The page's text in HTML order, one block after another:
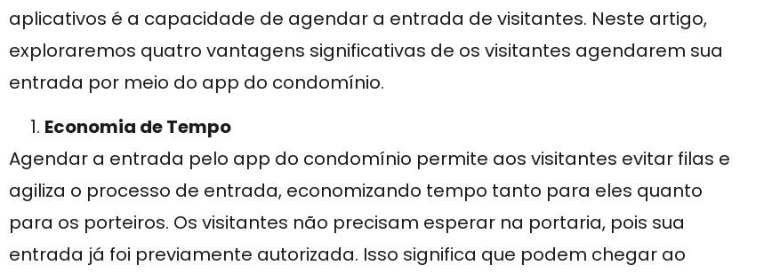
aplicativos é a capacidade de agendar a entrada de visitantes. Neste artigo,
exploraremos quatro vantagens significativas de os visitantes agendarem sua
entrada por meio do app do condomínio.
Economia de Tempo
Agendar a entrada pelo app do condomínio permite aos visitantes evitar filas e
agiliza o processo de entrada, economizando tempo tanto para eles quanto
para os porteiros. Os visitantes não precisam esperar na portaria, pois sua
entrada já foi previamente autorizada. Isso significa que podem chegar ao